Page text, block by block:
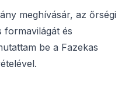
meghívásár, az őrségi
formavilágát és
be a Fazekas